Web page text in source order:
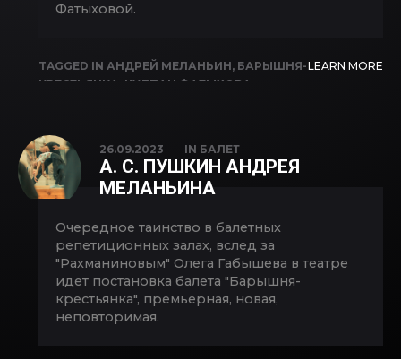
Фатыховой.
TAGGED IN АНДРЕЙ МЕЛАНЬИН, БАРЫШНЯ-
КРЕСТЬЯНКА
ЧУЛПАН ФАТЫХОВА
LEARN MORE
26.09.2023 IN БАЛЕТ
А. С. ПУШКИН АНДРЕЯ
МЕЛАНЬИНА
Очередное таинство в балетных
репетиционных залах, вслед за
"Рахманиновым" Олега Габышева в театре
идет постановка балета "Барышня-
крестьянка", премьерная, новая,
неповторимая.